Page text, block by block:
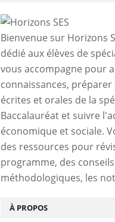
Bienvenue sur Horizons
dédié aux élèves de
vous accompagne pour
connaissances, préparer
écrites et orales de la
Baccalauréat et suivre
économique et sociale.
des ressources pour
programme, des conseils
méthodologiques, les
À PROPOS